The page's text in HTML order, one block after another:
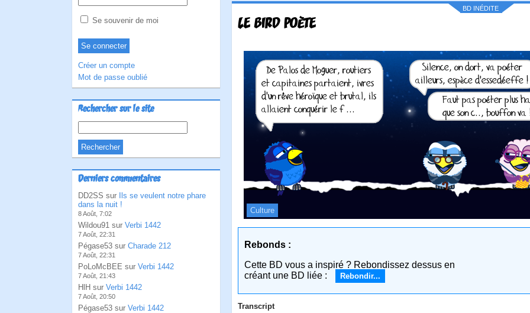
Se souvenir de moi
Créer un compte
Mot de passe oublié
Rechercher sur le site
Derniers commentaires
DD2SS sur
Ils se veulent notre phare
dans la nuit !
8 Août, 7:02
Wildou91 sur Verbi 1442
7 Août, 22:31
Pégase53 sur Charade 212
7 Août, 22:31
PoLoMcBEE sur Verbi 1442
7 Août, 21:43
HlH sur Verbi 1442
7 Août, 20:50
Pégase53 sur Verbi 1442
BD INÉDITE
LE BIRD POÈTE
Culture
Rebonds :
Cette BD vous a inspiré ? Rebondissez dessus en
créant une BD liée :
Rebondir...
Transcript